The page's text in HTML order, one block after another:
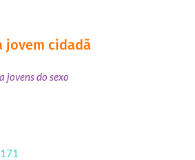
jovem cidadã
jovens do sexo